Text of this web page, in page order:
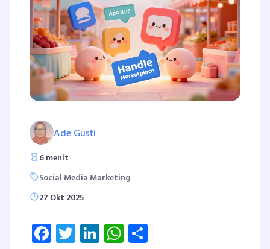
Ade Gusti
6 menit
Social Media Marketing
27 Okt 2025
Facebook
Twitter
LinkedInWhatsApp